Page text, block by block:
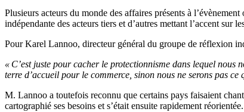
Plusieurs acteurs du monde des affaires présents à
indépendante des acteurs tiers et d’autres mettant l’accent sur
Pour Karel Lannoo, directeur général du groupe de réflexion
« C’est juste pour cacher le protectionnisme dans lequel nous
terre d’accueil pour le commerce, sinon nous ne serons pas
M. Lannoo a toutefois reconnu que certains pays faisaient
cartographié ses besoins et s’était ensuite rapidement réorientée.